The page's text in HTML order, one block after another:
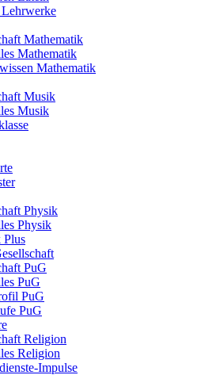
Mathematik
Mathematik
Mathematik
Musik
Musik
Physik
Physik
Plus
PuG
PuG
PuG
PuG
Religion
Religion
Impulse